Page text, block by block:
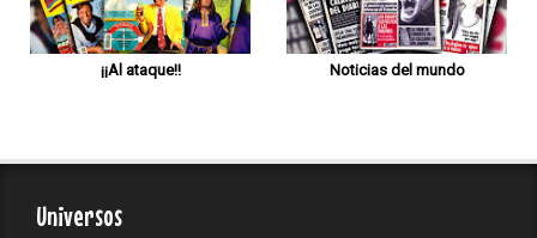
¡¡Al ataque!! Noticias del mundo
Universos